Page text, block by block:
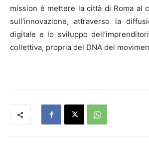
mission è mettere la città di Roma al
sull’innovazione, attraverso la
digitale e lo sviluppo
collettiva, propria del DNA del